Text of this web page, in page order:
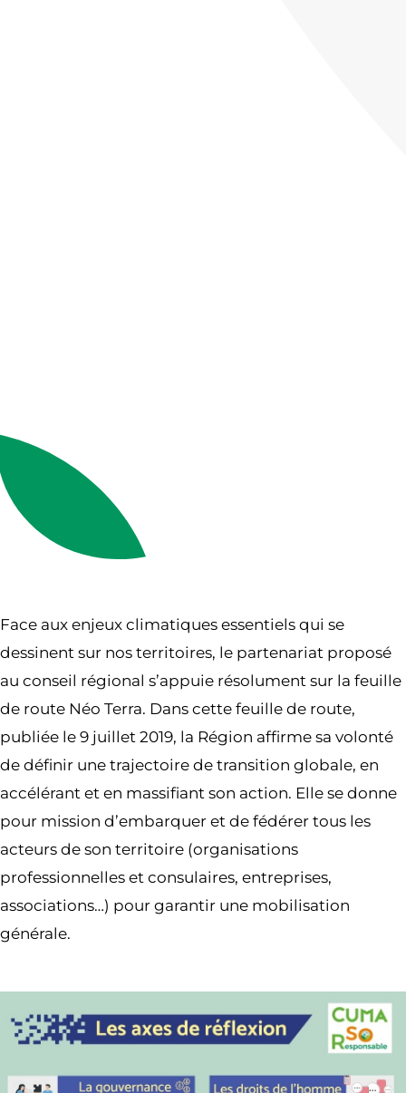
Face aux enjeux climatiques essentiels qui se
dessinent sur nos territoires, le partenariat proposé
au conseil régional s’appuie résolument sur la feuille
de route Néo Terra. Dans cette feuille de route,
publiée le 9 juillet 2019, la Région affirme sa volonté
de définir une trajectoire de transition globale, en
accélérant et en massifiant son action. Elle se donne
pour mission d’embarquer et de fédérer tous les
acteurs de son territoire (organisations
professionnelles et consulaires, entreprises,
associations…) pour garantir une mobilisation
générale.